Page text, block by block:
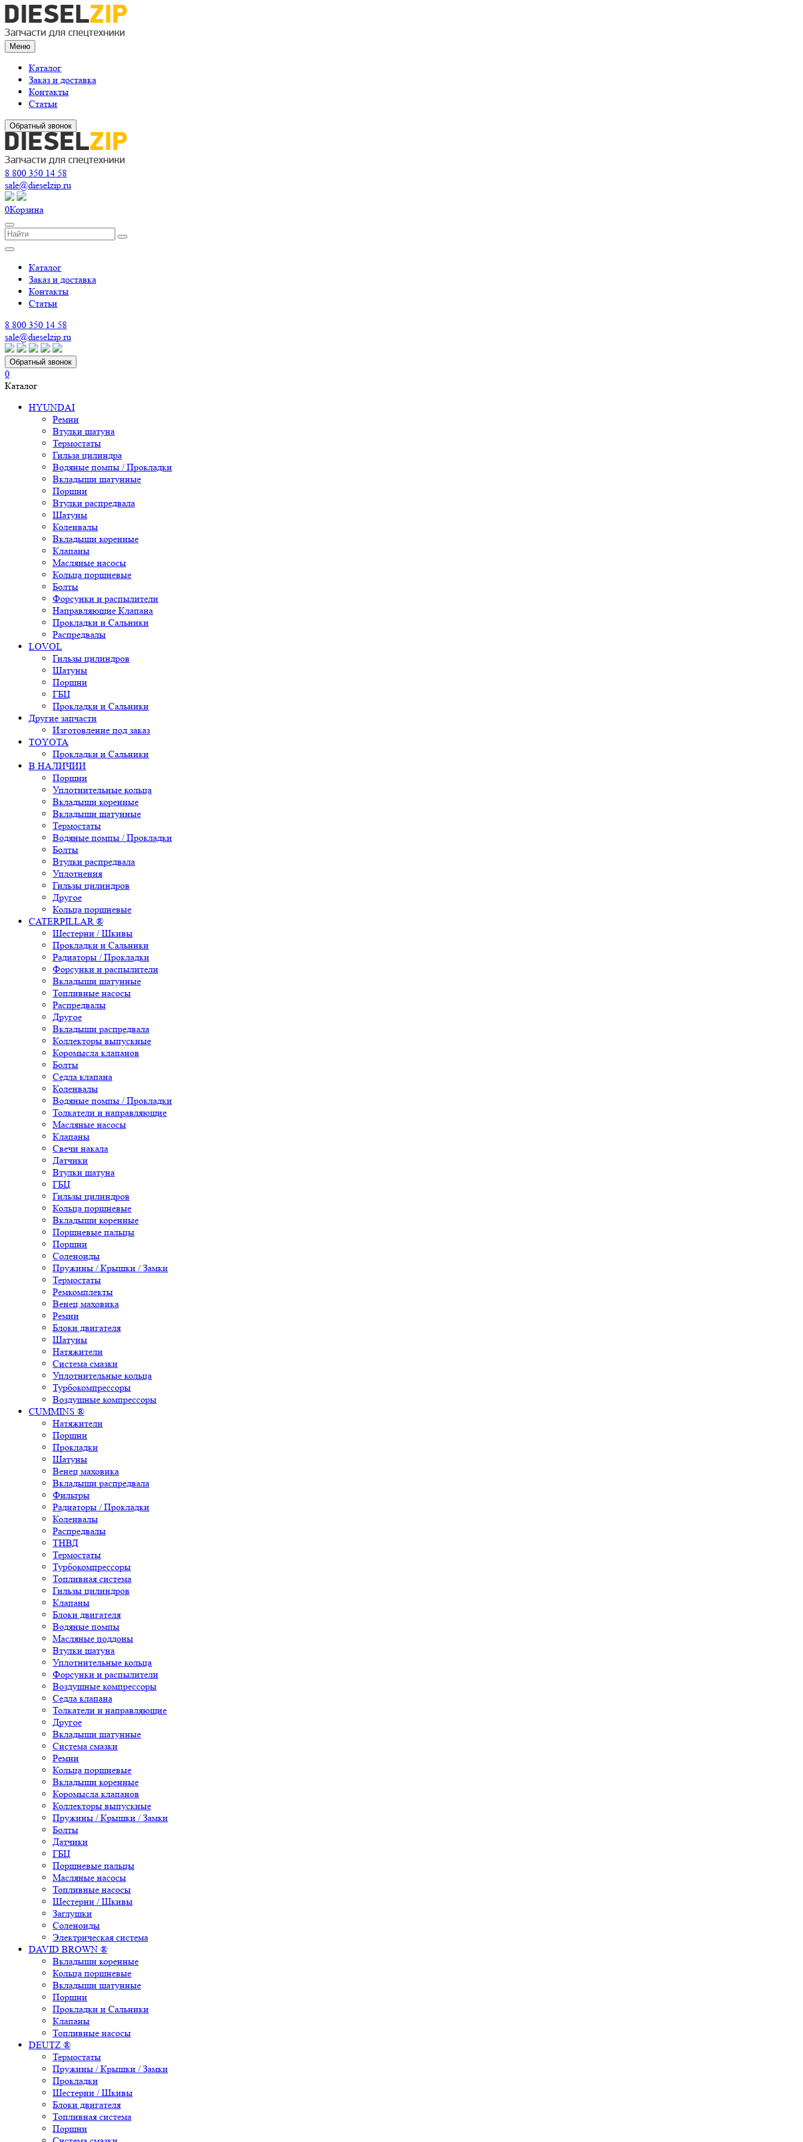
Меню
Каталог
Заказ и доставка
Контакты
Статьи
Обратный звонок
8 800 350 14 58
sale@dieselzip.ru
0Корзина
Каталог
Заказ и доставка
Контакты
Статьи
8 800 350 14 58
sale@dieselzip.ru
Обратный звонок
0
Каталог
HYUNDAI
Ремни
Втулки шатуна
Термостаты
Гильза цилиндра
Водяные помпы / Прокладки
Вкладыши шатунные
Поршни
Втулки распредвала
Шатуны
Коленвалы
Вкладыши коренные
Клапаны
Масляные насосы
Кольца поршневые
Болты
Форсунки и распылители
Направляющие Клапана
Прокладки и Сальники
Распредвалы
LOVOL
Гильзы цилиндров
Шатуны
Поршни
ГБЦ
Прокладки и Сальники
Другие запчасти
Изготовление под заказ
TOYOTA
Прокладки и Сальники
В НАЛИЧИИ
Поршни
Уплотнительные кольца
Вкладыши коренные
Вкладыши шатунные
Термостаты
Водяные помпы / Прокладки
Болты
Втулки распредвала
Уплотнения
Гильзы цилиндров
Другое
Кольца поршневые
CATERPILLAR ®
Шестерни / Шкивы
Прокладки и Сальники
Радиаторы / Прокладки
Форсунки и распылители
Вкладыши шатунные
Топливные насосы
Распредвалы
Другое
Вкладыши распредвала
Коллекторы выпускные
Коромысла клапанов
Болты
Седла клапана
Коленвалы
Водяные помпы / Прокладки
Толкатели и направляющие
Масляные насосы
Клапаны
Свечи накала
Датчики
Втулки шатуна
ГБЦ
Гильзы цилиндров
Кольца поршневые
Вкладыши коренные
Поршневые пальцы
Поршни
Соленоиды
Пружины / Крышки / Замки
Термостаты
Ремкомплекты
Венец маховика
Ремни
Блоки двигателя
Шатуны
Натяжители
Система смазки
Уплотнительные кольца
Турбокомпрессоры
Воздушные компрессоры
CUMMINS ®
Натяжители
Поршни
Прокладки
Шатуны
Венец маховика
Вкладыши распредвала
Фильтры
Радиаторы / Прокладки
Коленвалы
Распредвалы
ТНВД
Термостаты
Турбокомпрессоры
Топливная система
Гильзы цилиндров
Клапаны
Блоки двигателя
Водяные помпы
Масляные поддоны
Втулки шатуна
Уплотнительные кольца
Форсунки и распылители
Воздушные компрессоры
Седла клапана
Толкатели и направляющие
Другое
Вкладыши шатунные
Система смазки
Ремни
Кольца поршневые
Вкладыши коренные
Коромысла клапанов
Коллекторы выпускные
Пружины / Крышки / Замки
Болты
Датчики
ГБЦ
Поршневые пальцы
Масляные насосы
Топливные насосы
Шестерни / Шкивы
Заглушки
Соленоиды
Электрическая система
DAVID BROWN ®
Вкладыши коренные
Кольца поршневые
Вкладыши шатунные
Поршни
Прокладки и Сальники
Клапаны
Топливные насосы
DEUTZ ®
Термостаты
Пружины / Крышки / Замки
Прокладки
Шестерни / Шкивы
Блоки двигателя
Топливная система
Поршни